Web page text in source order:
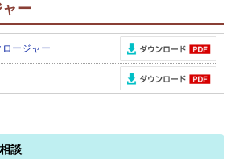
ー
ージャー
談